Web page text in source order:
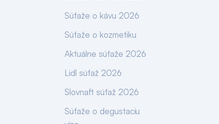
Súťaže o kávu 2026
Súťaže o kozmetiku
Aktuálne súťaže 2026
Lidl súťaž 2026
Slovnaft súťaž 2026
Súťaže o degustaciu